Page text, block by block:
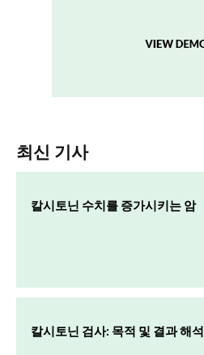
최신 기사
칼시토닌 수치를 증가시키는 암
칼시토닌 검사: 목적 및 결과 해석